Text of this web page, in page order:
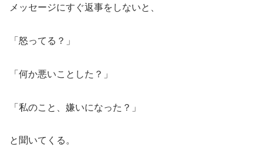
メッセージにすぐ返事をしないと、
「怒ってる？」
「何か悪いことした？」
「私のこと、嫌いになった？」
と聞いてくる。